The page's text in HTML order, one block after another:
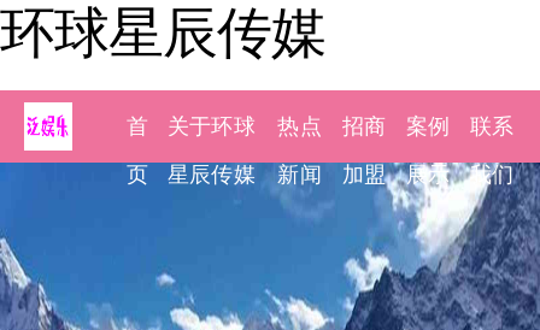
环球星辰传媒
首
页
关于环球
星辰传媒
热点
新闻
招商
加盟
案例
展示
联系
我们